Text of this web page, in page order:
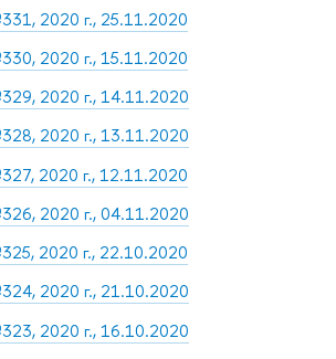
2020 г., 25.11.2020
2020 г., 15.11.2020
2020 г., 14.11.2020
2020 г., 13.11.2020
2020 г., 12.11.2020
2020 г., 04.11.2020
2020 г., 22.10.2020
2020 г., 21.10.2020
2020 г., 16.10.2020